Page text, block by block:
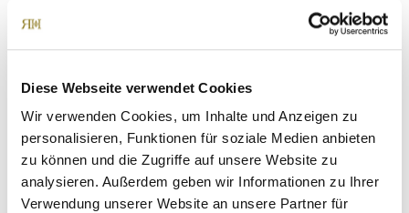
Diese Webseite verwendet Cookies
Wir verwenden Cookies, um Inhalte und Anzeigen zu
personalisieren, Funktionen für soziale Medien anbieten
zu können und die Zugriffe auf unsere Website zu
analysieren. Außerdem geben wir Informationen zu Ihrer
Verwendung unserer Website an unsere Partner für
bei der Gemeinde zu stellen, um konkrete Bauprojekte
rechtlich abzusichern.
Fazit:
Diese Freifläche bietet optimale Voraussetzungen für
Familien oder Investoren, die ein Projekt in zentraler Lage
von Gorleben umsetzen möchten.